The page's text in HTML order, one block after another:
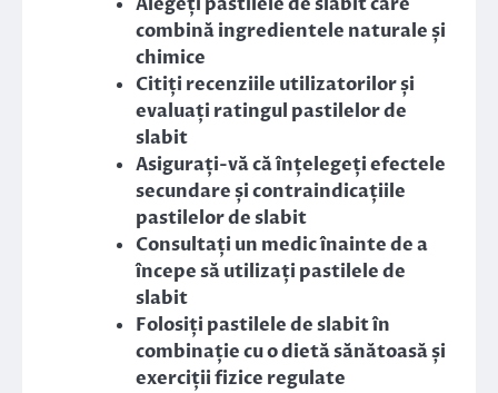
combină ingredientele naturale și
chimice
Citiți recenziile utilizatorilor și
evaluați ratingul pastilelor de
slabit
Asigurați-vă că înțelegeți efectele
secundare și contraindicațiile
pastilelor de slabit
Consultați un medic înainte de a
începe să utilizați pastilele de
slabit
Folosiți pastilele de slabit în
combinație cu o dietă sănătoasă și
exerciții fizice regulate